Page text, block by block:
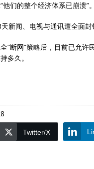
们的整个经济体系已崩溃”。
新闻、电视与通讯遭全面封
“断网”策略后，目前已允
多久。
Twitter/X